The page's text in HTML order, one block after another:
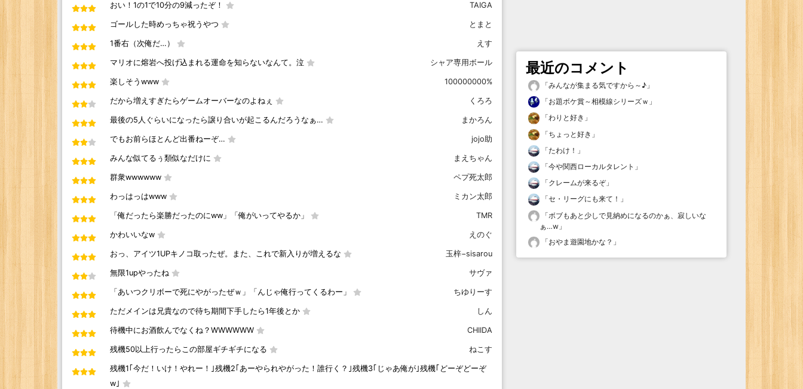
おい！1の1で10分の9減ったぞ！ TAIGA
ゴールした時めっちゃ祝うやつ とまと
1番右（次俺だ…） えす
マリオに熔岩へ投げ込まれる運命を知らないなんて。泣 シャア専用ボール
楽しそうwww 100000000%
だから増えすぎたらゲームオーバーなのよねぇ くろろ
最後の5人ぐらいになったら譲り合いが起こるんだろうなぁ… まかろん
でもお前らほとんど出番ねーぞ… jojo助
みんな似てるぅ類似なだけに まえちゃん
群衆wwwwww ペプ死太郎
わっはっはwww ミカン太郎
「俺だったら楽勝だったのにww」「俺がいってやるか」 TMR
かわいいなw えのぐ
おっ、アイツ1UPキノコ取ったぜ。また、これで新入りが増えるな 玉梓−sisarou
無限1upやったね サヴァ
「あいつクリボーで死にやがったぜｗ」「んじゃ俺行ってくるわー」 ちゆりーす
ただメインは兄貴なので待ち期間下手したら1年後とか しん
待機中にお酒飲んでなくね？WWWWWW CHIIDA
残機50以上行ったらこの部屋ギチギチになる ねこす
残機1｢今だ！いけ！やれー！｣残機2｢あーやられやがった！誰行く？｣残機3｢じゃあ俺が｣残機｢どーぞどーぞ
w｣
最近のコメント
「みんなが集まる気ですから～♪ 」
「お題ボケ賞～相模線シリーズｗ 」
「わりと好き 」
「ちょっと好き 」
「たわけ！ 」
「今や関西ローカルタレント 」
「クレームが来るぞ」
「セ・リーグにも来て！ 」
「ボブもあと少しで見納めになるのかぁ、寂しいな
ぁ…w 」
「おやま遊園地かな？ 」